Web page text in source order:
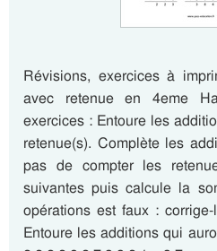
Révisions, exercices à
avec retenue en 4eme
exercices : Entoure les
retenue(s). Complète les
pas de compter les
suivantes puis calcule la
opérations est faux :
Entoure les additions qui